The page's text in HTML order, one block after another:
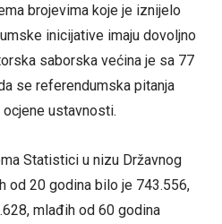
brojevima koje je iznijelo
inicijative imaju dovoljno
saborska većina je sa 77
se referendumska pitanja
ustavnosti.
Statistici u nizu Državnog
od 20 godina bilo je 743.556,
mlađih od 60 godina